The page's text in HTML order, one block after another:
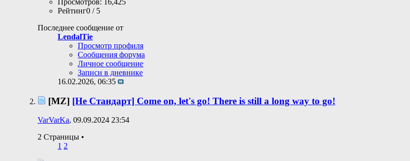
Просмотров: 16,425
Рейтинг0 / 5
Последнее сообщение от
LendalTie
Просмотр профиля
Сообщения форума
Личное сообщение
Записи в дневнике
16.02.2026, 06:35
[MZ] [Не Стандарт] Come on, let's go! There is still a long way to go!
VarVarKa, 09.09.2024 23:54
2 Страницы •
1 2